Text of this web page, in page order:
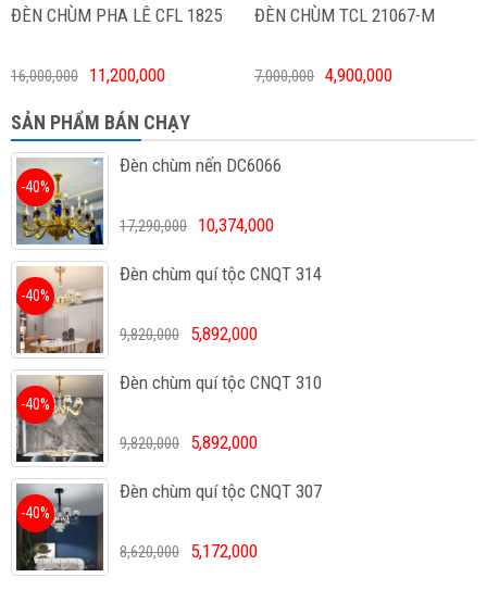
ĐÈN CHÙM PHA LÊ CFL 1825
16,000,000 11,200,000
ĐÈN CHÙM TCL 21067-M
7,000,000 4,900,000
SẢN PHẨM BÁN CHẠY
Đèn chùm nến DC6066
-40%
17,290,000 10,374,000
Đèn chùm quí tộc CNQT 314
-40%
9,820,000 5,892,000
Đèn chùm quí tộc CNQT 310
-40%
9,820,000 5,892,000
Đèn chùm quí tộc CNQT 307
-40%
8,620,000 5,172,000